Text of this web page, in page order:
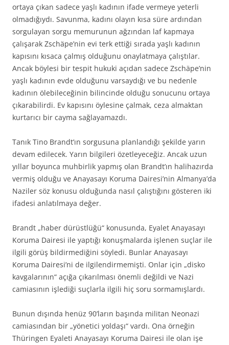
ortaya çıkan sadece yaşlı kadının ifade vermeye yeterli
olmadığıydı. Savunma, kadını olayın kısa süre ardından
sorgulayan sorgu memurunun ağzından laf kapmaya
çalışarak Zschäpe’nin evi terk ettiği sırada yaşlı kadının
kapısını kısaca çalmış olduğunu onaylatmaya çalıştılar.
Ancak böylesi bir tespit hukuki açıdan sadece Zschäpe’nin
yaşlı kadının evde olduğunu varsaydığı ve bu nedenle
kadının ölebileceğinin bilincinde olduğu sonucunu ortaya
çıkarabilirdi. Ev kapısını öylesine çalmak, ceza almaktan
kurtarıcı bir cayma sağlayamazdı.
Tanık Tino Brandt’ın sorgusuna planlandığı şekilde yarın
devam edilecek. Yarın bilgileri özetleyeceğiz. Ancak uzun
yıllar boyunca muhbirlik yapmış olan Brandt’ın halihazırda
vermiş olduğu ve Anayasayı Koruma Dairesi’nin Almanya’da
Naziler söz konusu olduğunda nasıl çalıştığını gösteren iki
ifadesi anlatılmaya değer.
Brandt „haber dürüstlüğü“ konusunda, Eyalet Anayasayı
Koruma Dairesi ile yaptığı konuşmalarda işlenen suçlar ile
ilgili görüş bildirmediğini söyledi. Bunlar Anayasayı
Koruma Dairesi’ni de ilgilendirmemişti. Onlar için „disko
kavgalarının“ açığa çıkarılması önemli değildi ve Nazi
camiasının işlediği suçlarla ilgili hiç soru sormamışlardı.
Bunun dışında henüz 90’ların başında militan Neonazi
camiasından bir „yönetici yoldaşı“ vardı. Ona örneğin
Thüringen Eyaleti Anayasayı Koruma Dairesi ile olan işe